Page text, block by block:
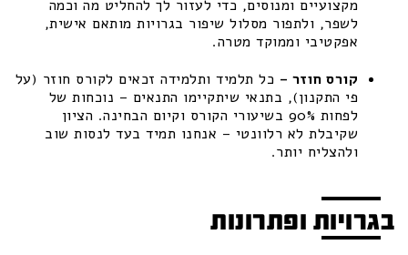
מקצועיים ומנוסים, כדי לעזור לך להחליט מה וכמה
לשפר, ולתפור מסלול שיפור בגרויות מותאם אישית,
אפקטיבי וממוקד מטרה.
קורס חוזר – כל תלמיד ותלמידה זכאים לקורס חוזר (על
פי התקנון), בתנאי שיתקיימו התנאים – נוכחות של
לפחות 90% בשיעורי הקורס וקיום הבחינה. הציון
שקיבלת לא רלוונטי – אנחנו תמיד בעד לנסות שוב
ולהצליח יותר.
בגרויות ופתרונות